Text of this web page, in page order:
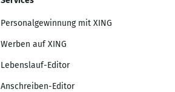
Personalgewinnung mit XING
Werben auf XING
Lebenslauf-Editor
Anschreiben-Editor